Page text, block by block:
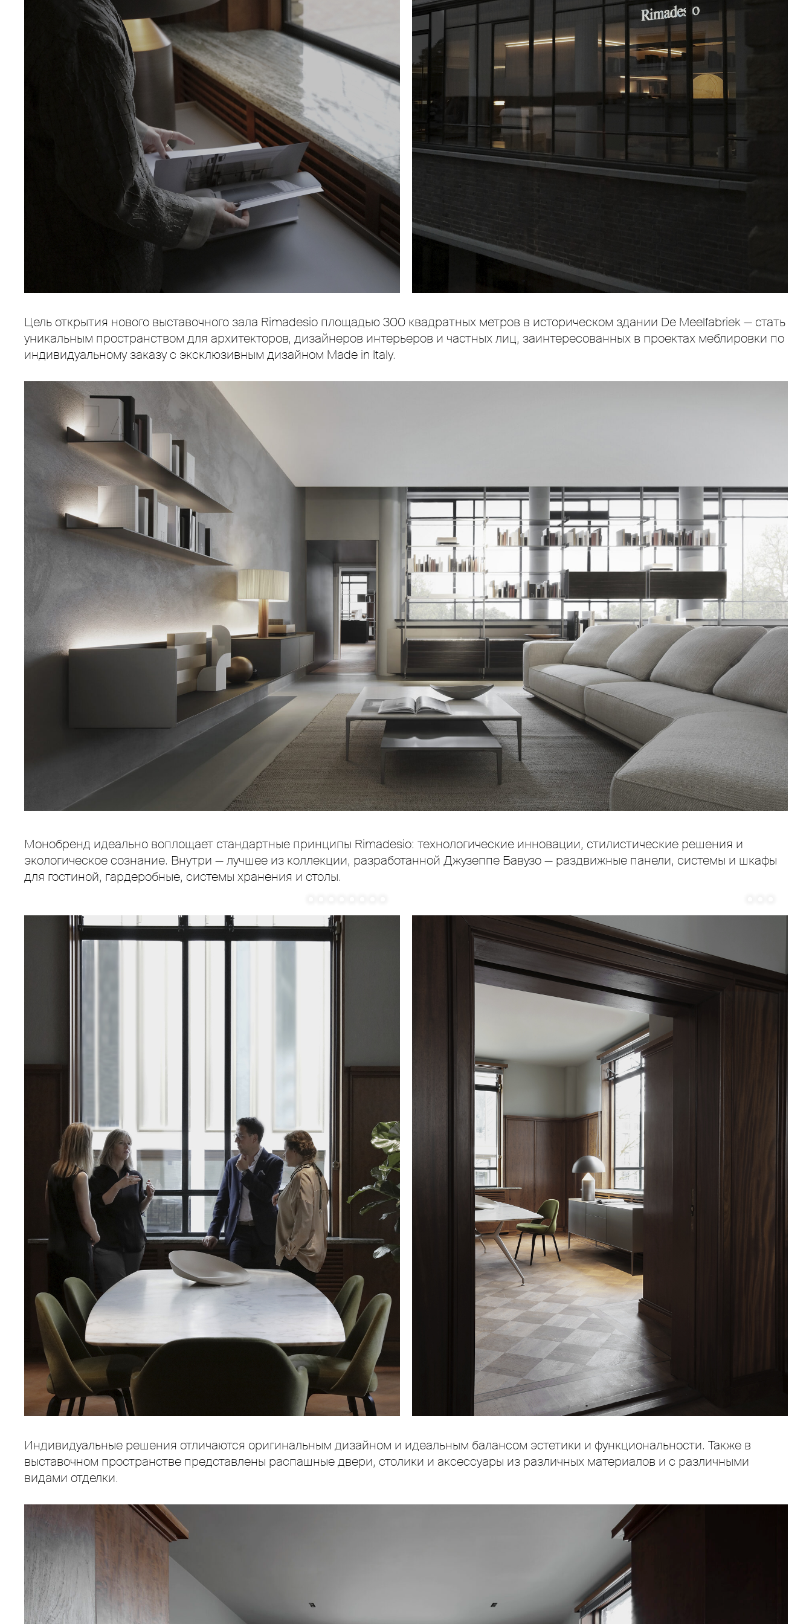
Цель открытия нового выставочного зала Rimadesio площадью 300 квадратных метров в историческом здании De Meelfabriek — стать
уникальным пространством для архитекторов, дизайнеров интерьеров и частных лиц, заинтересованных в проектах меблировки по
индивидуальному заказу с эксклюзивным дизайном Made in Italy.
Монобренд идеально воплощает стандартные принципы Rimadesio: технологические инновации, стилистические решения и
экологическое сознание. Внутри — лучшее из коллекции, разработанной Джузеппе Бавузо — раздвижные панели, системы и шкафы
для гостиной, гардеробные, системы хранения и столы.
Индивидуальные решения отличаются оригинальным дизайном и идеальным балансом эстетики и функциональности. Также в
выставочном пространстве представлены распашные двери, столики и аксессуары из различных материалов и с различными
видами отделки.